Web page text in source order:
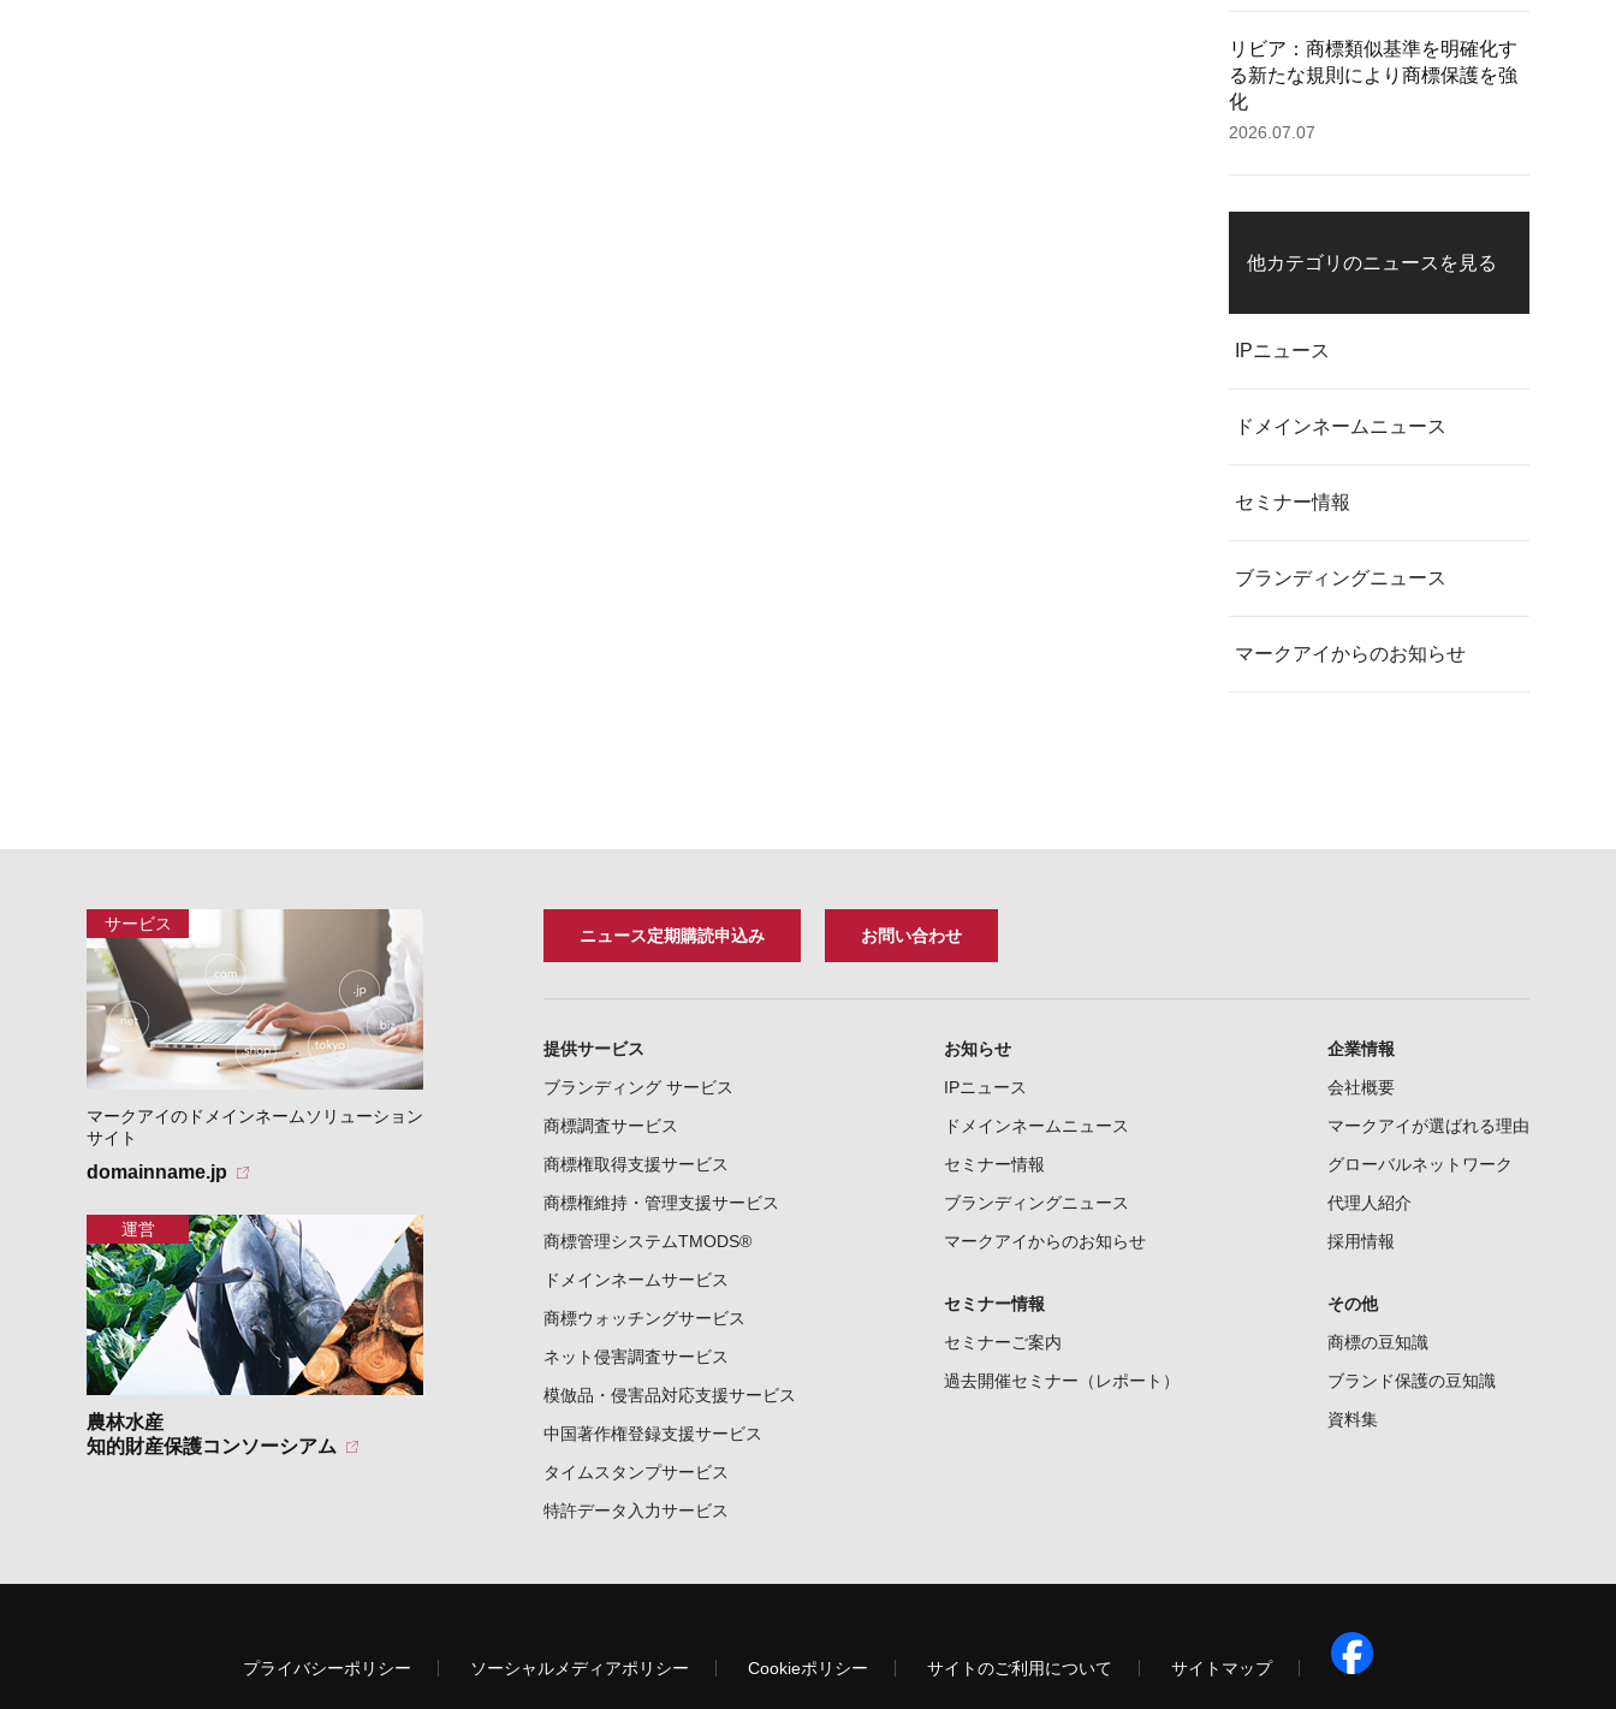
リビア：商標類似基準を明確化す
る新たな規則により商標保護を強
化
2026.07.07
他カテゴリのニュースを見る
IPニュース
ドメインネームニュース
セミナー情報
ブランディングニュース
マークアイからのお知らせ
マークアイのドメインネームソリューション
サイト
domainname.jp
農林水産
知的財産保護コンソーシアム
ニュース定期購読申込み お問い合わせ
提供サービス
ブランディング サービス
商標調査サービス
商標権取得支援サービス
商標権維持・管理支援サービス
商標管理システムTMODS®
ドメインネームサービス
商標ウォッチングサービス
ネット侵害調査サービス
模倣品・侵害品対応支援サービス
中国著作権登録支援サービス
タイムスタンプサービス
特許データ入力サービス
お知らせ
IPニュース
ドメインネームニュース
セミナー情報
ブランディングニュース
マークアイからのお知らせ
セミナー情報
セミナーご案内
過去開催セミナー（レポート）
企業情報
会社概要
マークアイが選ばれる理由
グローバルネットワーク
代理人紹介
採用情報
その他
商標の豆知識
ブランド保護の豆知識
資料集
プライバシーポリシー ソーシャルメディアポリシー Cookieポリシー サイトのご利用について サイトマップ